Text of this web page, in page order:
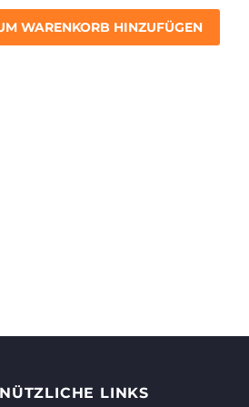
WARENKORB HINZUFÜGEN
NÜTZLICHE LINKS